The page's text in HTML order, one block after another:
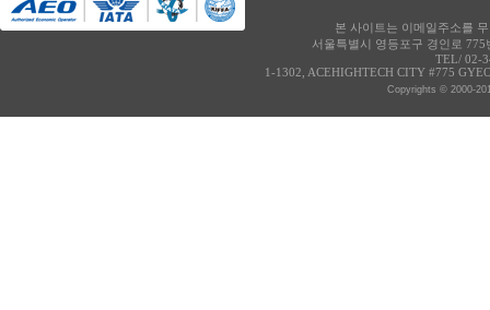
본 사이트는 이메일주소를
서울특별시 영등포구 경인로
TEL/ 02-
1-1302, ACEHIGHTECH CITY #775
Copyrights © 2000-